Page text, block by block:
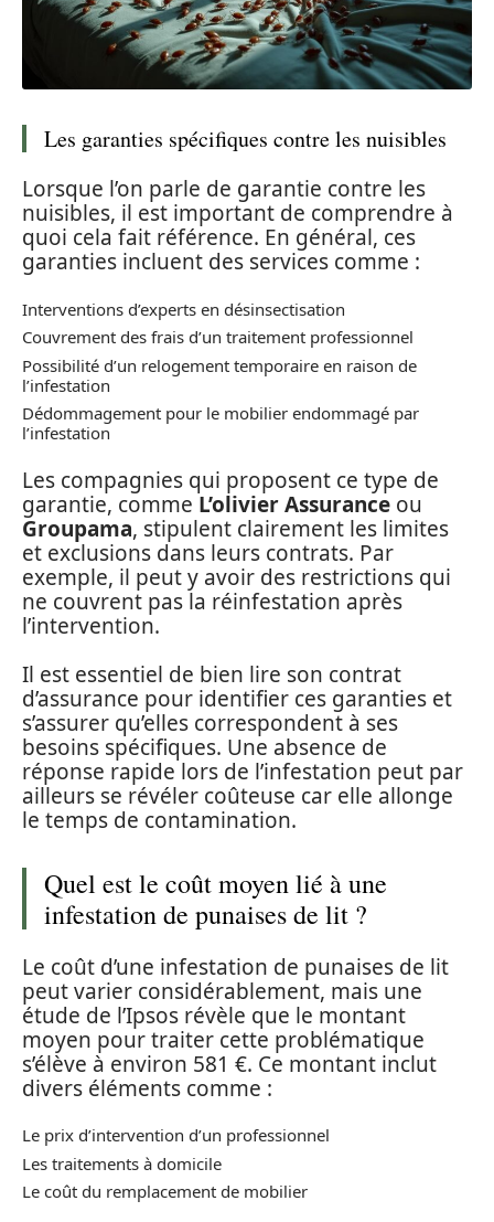
Les garanties spécifiques contre les nuisibles
Lorsque l’on parle de garantie contre les
nuisibles, il est important de comprendre à
quoi cela fait référence. En général, ces
garanties incluent des services comme :
Interventions d’experts en désinsectisation
Couvrement des frais d’un traitement professionnel
Possibilité d’un relogement temporaire en raison de
l’infestation
Dédommagement pour le mobilier endommagé par
l’infestation
Les compagnies qui proposent ce type de
garantie, comme L’olivier Assurance ou
Groupama, stipulent clairement les limites
et exclusions dans leurs contrats. Par
exemple, il peut y avoir des restrictions qui
ne couvrent pas la réinfestation après
l’intervention.
Il est essentiel de bien lire son contrat
d’assurance pour identifier ces garanties et
s’assurer qu’elles correspondent à ses
besoins spécifiques. Une absence de
réponse rapide lors de l’infestation peut par
ailleurs se révéler coûteuse car elle allonge
le temps de contamination.
Quel est le coût moyen lié à une
infestation de punaises de lit ?
Le coût d’une infestation de punaises de lit
peut varier considérablement, mais une
étude de l’Ipsos révèle que le montant
moyen pour traiter cette problématique
s’élève à environ 581 €. Ce montant inclut
divers éléments comme :
Le prix d’intervention d’un professionnel
Les traitements à domicile
Le coût du remplacement de mobilier